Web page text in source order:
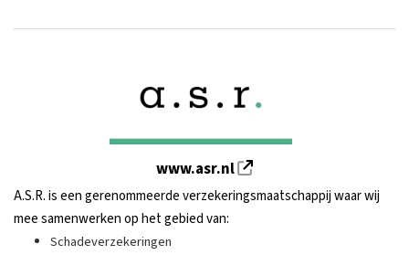
www.asr.nl
A.S.R. is een gerenommeerde verzekeringsmaatschappij waar wij
mee samenwerken op het gebied van:
Schadeverzekeringen